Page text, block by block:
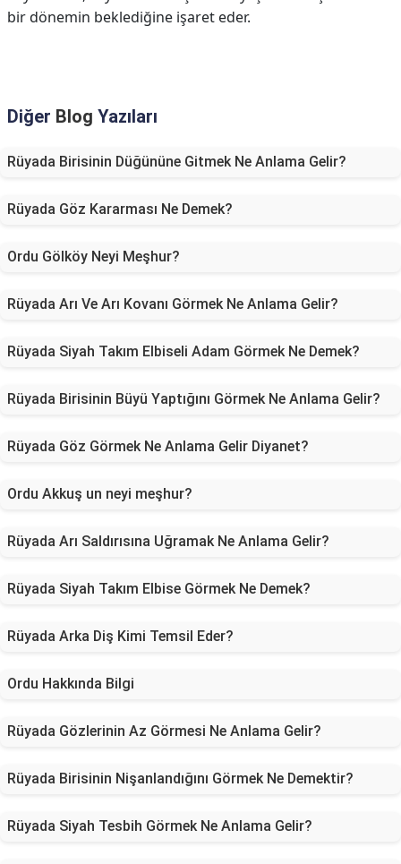
bir dönemin beklediğine işaret eder.
Diğer Blog Yazıları
Rüyada Birisinin Düğününe Gitmek Ne Anlama Gelir?
Rüyada Göz Kararması Ne Demek?
Ordu Gölköy Neyi Meşhur?
Rüyada Arı Ve Arı Kovanı Görmek Ne Anlama Gelir?
Rüyada Siyah Takım Elbiseli Adam Görmek Ne Demek?
Rüyada Birisinin Büyü Yaptığını Görmek Ne Anlama Gelir?
Rüyada Göz Görmek Ne Anlama Gelir Diyanet?
Ordu Akkuş un neyi meşhur?
Rüyada Arı Saldırısına Uğramak Ne Anlama Gelir?
Rüyada Siyah Takım Elbise Görmek Ne Demek?
Rüyada Arka Diş Kimi Temsil Eder?
Ordu Hakkında Bilgi
Rüyada Gözlerinin Az Görmesi Ne Anlama Gelir?
Rüyada Birisinin Nişanlandığını Görmek Ne Demektir?
Rüyada Siyah Tesbih Görmek Ne Anlama Gelir?